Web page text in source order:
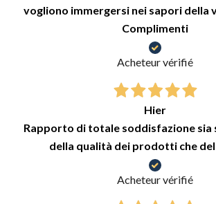
vogliono immergersi nei sapori della
Complimenti
Acheteur vérifié
Hier
Rapporto di totale soddisfazione
della qualità dei prodotti che del
Acheteur vérifié